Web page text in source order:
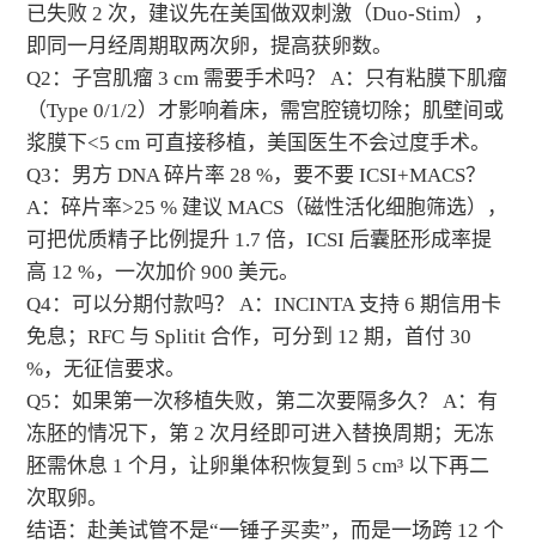
已失败 2 次，建议先在美国做双刺激（Duo-Stim），
即同一月经周期取两次卵，提高获卵数。
Q2：子宫肌瘤 3 cm 需要手术吗？ A：只有粘膜下肌瘤
（Type 0/1/2）才影响着床，需宫腔镜切除；肌壁间或
浆膜下<5 cm 可直接移植，美国医生不会过度手术。
Q3：男方 DNA 碎片率 28 %，要不要 ICSI+MACS？
A：碎片率>25 % 建议 MACS（磁性活化细胞筛选），
可把优质精子比例提升 1.7 倍，ICSI 后囊胚形成率提
高 12 %，一次加价 900 美元。
Q4：可以分期付款吗？ A：INCINTA 支持 6 期信用卡
免息；RFC 与 Splitit 合作，可分到 12 期，首付 30
%，无征信要求。
Q5：如果第一次移植失败，第二次要隔多久？ A：有
冻胚的情况下，第 2 次月经即可进入替换周期；无冻
胚需休息 1 个月，让卵巢体积恢复到 5 cm³ 以下再二
次取卵。
结语：赴美试管不是“一锤子买卖”，而是一场跨 12 个